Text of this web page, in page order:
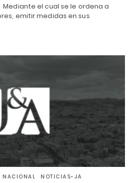
Mediante el cual se le ordena a
emitir medidas en sus
NACIONAL NOTICIAS-JA